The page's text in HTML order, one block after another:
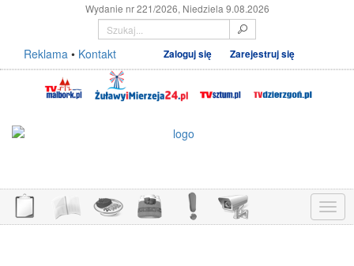
Wydanie nr 221/2026, Niedziela 9.08.2026
Reklama • Kontakt Zaloguj się Zarejestruj się
Menu